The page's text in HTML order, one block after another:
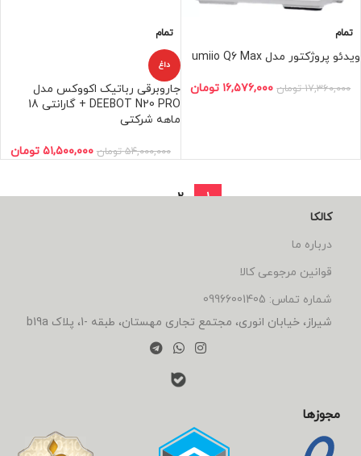
تمام
ویدئو پروژکتور مدل umiio Q6 Max
۱۷,۳۶۰,۰۰۰ تومان ۱۶,۵۷۶,۰۰۰ تومان
تمام
داغ
جاروبرقی رباتیک اکووکس مدل
DEEBOT N20 PRO + گارانتی 18
ماهه شرکتی
۵۴,۰۰۰,۰۰۰ تومان ۵۱,۵۰۰,۰۰۰ تومان
1
2
→
کالکا
درباره ما
قوانین مرجوعی کالا
شماره تماس: 09966001405
شیراز، خیابان انوری، مجتمع تجاری مهستان، طبقه -1، پلاک b19a
مجوزها